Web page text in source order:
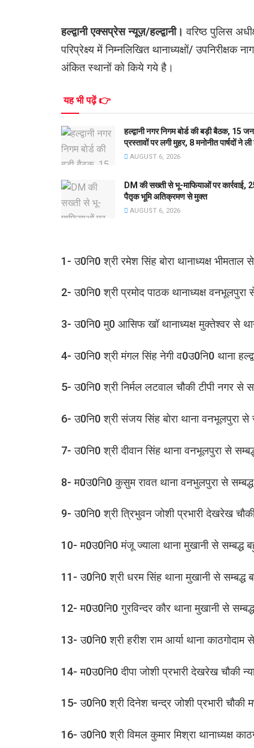
हल्द्वानी एक्सप्रेस न्यूज़/हल्द्वानी।वरिष्ठ पुलिस
परिप्रेक्ष्य में निम्नलिखित थानाध्यक्षों/
अंकित स्थानों को किये गये है।
यह भी पढ़ें 👉
हल्द्वानी नगर निगम बोर्ड की बड़ी बैठक, 15
प्रस्तावों पर लगी मुहर, 8 मनोनीत पार्षदों ने
AUGUST 6, 2026
DM की सख्ती से भू-माफियाओं पर कार्रवाई,
पैतृक भूमि अतिक्रमण से मुक्त
AUGUST 6, 2026
1- उ0नि0 श्री रमेश सिंह बोरा थानाध्यक्ष भीमताल से
2- उ0नि0 श्री प्रमोद पाठक थानाध्यक्ष वनभूलपुरा से
3- उ0नि0 मु0 आसिफ खॉ थानाध्यक्ष मुक्तेश्वर से
4- उ0नि0 श्री मंगल सिंह नेगी व0उ0नि0 थाना
5- उ0नि0 श्री निर्मल लटवाल चौकी टीपी नगर से
6- उ0नि0 श्री संजय सिंह बोरा थाना वनभूलपुरा से
7- उ0नि0 श्री दीवान सिंह थाना वनभूलपुरा से
8- म0उ0नि0 कुसुम रावत थाना वनभुलपुरा से सम्बद्ध
9- उ0नि0 श्री त्रिभुवन जोशी प्रभारी देखरेख
10- म0उ0नि0 मंजू ज्याला थाना मुखानी से सम्बद्ध
11- उ0नि0 श्री धरम सिंह थाना मुखानी से सम्बद्ध
12- म0उ0नि0 गुरविन्दर कौर थाना मुखानी से सम्बद्ध
13- उ0नि0 श्री हरीश राम आर्या थाना काठगोदाम से
14- म0उ0नि0 दीपा जोशी प्रभारी देखरेख चौकी
15- उ0नि0 श्री दिनेश चन्द्र जोशी प्रभारी
16- उ0नि0 श्री विमल कुमार मिश्रा थानाध्यक्ष